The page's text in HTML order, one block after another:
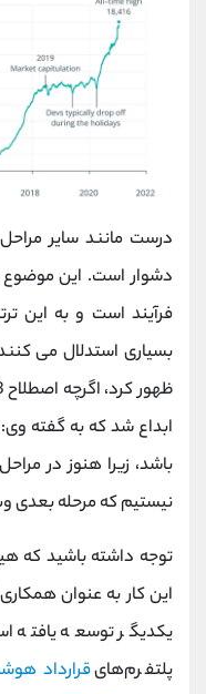
درست مانند سایر
دشوار است. این
فرآیند است و به این
ظهور کرد، اگرچه اصطلاح Web3 در سال 2014 توسط
باشد، زیرا هنوز در
نیستیم که مرحله بعدی
این کار به عنوان
یکدیگر توسعه یافته
پلتفرم‌هایقرارداد